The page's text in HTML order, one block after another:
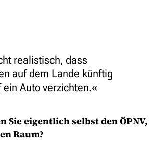
realistisch, dass
auf dem Lande künftig
ein Auto verzichten.
Sie eigentlich selbst den ÖPNV,
Raum?